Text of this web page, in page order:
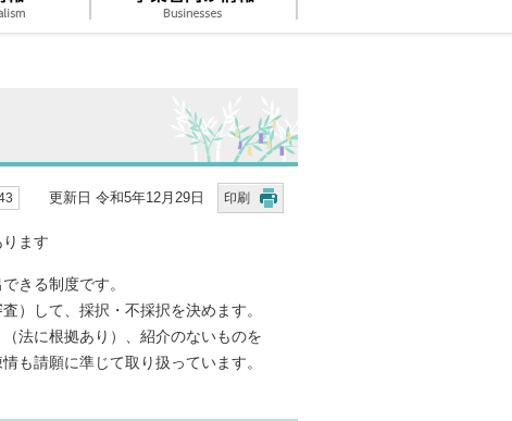
更新日 令和5年12月29日 印刷
ます
きる制度です。
）して、採択・不採択を決めます。
法に根拠あり）、紹介のないものを
も請願に準じて取り扱っています。